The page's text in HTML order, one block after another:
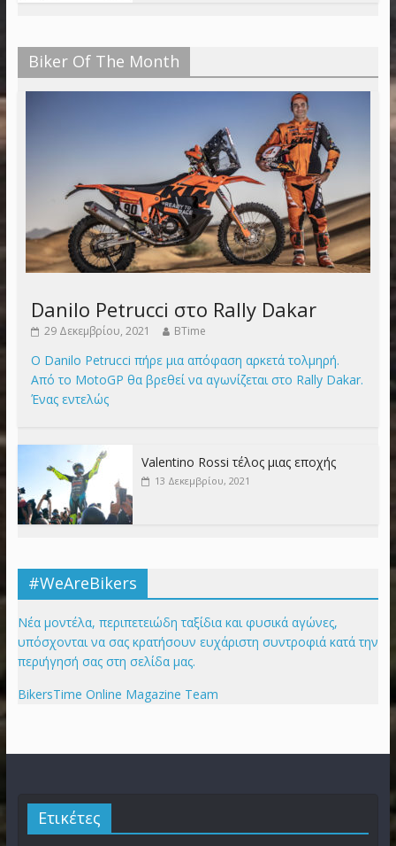
Biker Of The Month
Danilo Petrucci στο Rally Dakar
29 Δεκεμβρίου, 2021 BTime
Ο Danilo Petrucci πήρε μια απόφαση αρκετά τολμηρή.
Από το MotoGP θα βρεθεί να αγωνίζεται στο Rally Dakar.
Ένας εντελώς
Valentino Rossi τέλος μιας εποχής
13 Δεκεμβρίου, 2021
#WeAreBikers
Νέα μοντέλα, περιπετειώδη ταξίδια και φυσικά αγώνες,
υπόσχονται να σας κρατήσουν ευχάριστη συντροφιά κατά την
περιήγησή σας στη σελίδα μας.
BikersTime Online Magazine Team
Ετικέτες